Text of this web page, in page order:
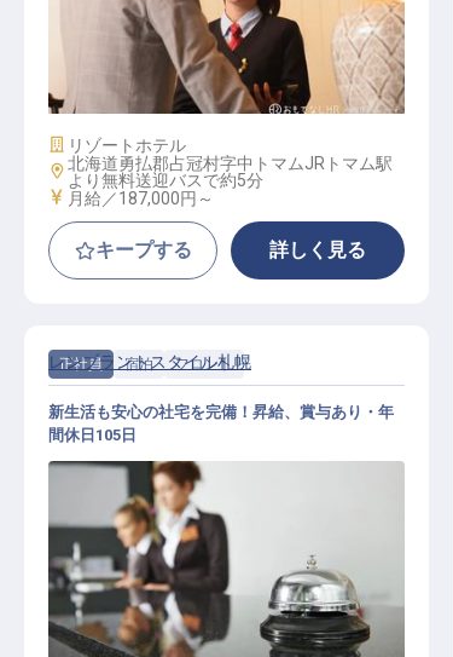
ホテル・旅館・リゾート運営スタッ
施設業態
リゾートホテル
勤務地
北海道勇払郡占冠村字中トマムJRトマム駅
より無料送迎バスで約5分
給与
月給／187,000円～
キープする 詳しく見る
正社員 宿泊 フロント
フロント
レンブラントスタイル札幌
新生活も安心の社宅を完備！昇給、賞与あり・年
間休日105日